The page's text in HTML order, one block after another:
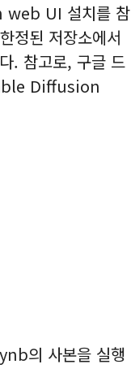
web UI 설치를 참
정된 저장소에서
. 참고로, 구글 드
Diffusion
의 사본을 실행